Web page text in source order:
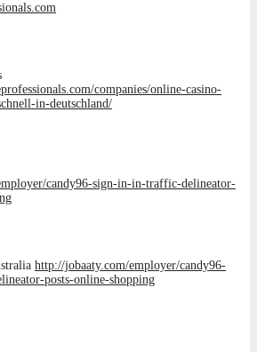
companies/online-casino-
in-deutschland/
candy96-sign-in-in-traffic-delineator-
http://jobaaty.com/employer/candy96-
posts-online-shopping